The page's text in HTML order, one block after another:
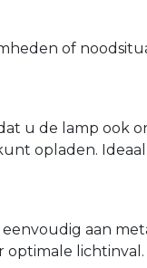
of
u de lamp ook
opladen.
aan
optimale lichtinval.